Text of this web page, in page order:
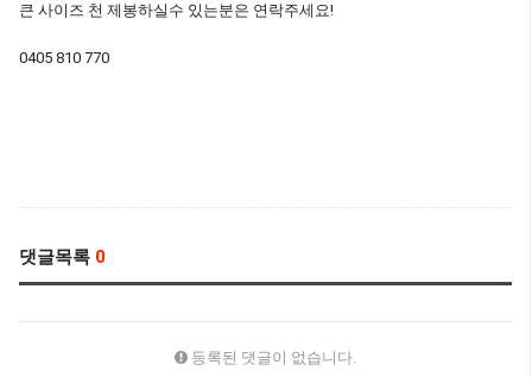
큰 사이즈 천 제봉하실수 있는분은 연락주세요!
0405 810 770
댓글목록 0
등록된 댓글이 없습니다.